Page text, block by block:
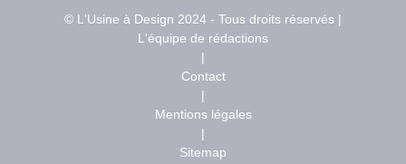
© L'Usine à Design 2024 - Tous droits réservés |
L'équipe de rédactions
|
Contact
|
Mentions légales
|
Sitemap